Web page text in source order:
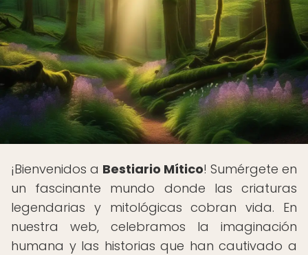
¡Bienvenidos a Bestiario Mítico! Sumérgete en
un fascinante mundo donde las criaturas
legendarias y mitológicas cobran vida. En
nuestra web, celebramos la imaginación
humana y las historias que han cautivado a